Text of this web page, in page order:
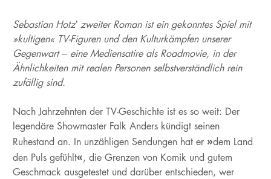
Sebastian Hotz’ zweiter Roman ist ein gekonntes Spiel mit
»kultigen« TV-Figuren und den Kulturkämpfen unserer
Gegenwart – eine Mediensatire als Roadmovie, in der
Ähnlichkeiten mit realen Personen selbstverständlich rein
zufällig sind.
Nach Jahrzehnten der TV-Geschichte ist es so weit: Der
legendäre Showmaster Falk Anders kündigt seinen
Ruhestand an. In unzähligen Sendungen hat er »dem Land
den Puls gefühlt«, die Grenzen von Komik und gutem
Geschmack ausgetestet und darüber entschieden, wer